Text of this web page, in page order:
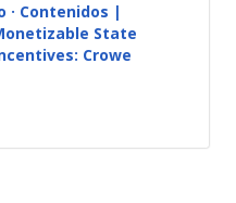
· Contenidos |
State
Crowe